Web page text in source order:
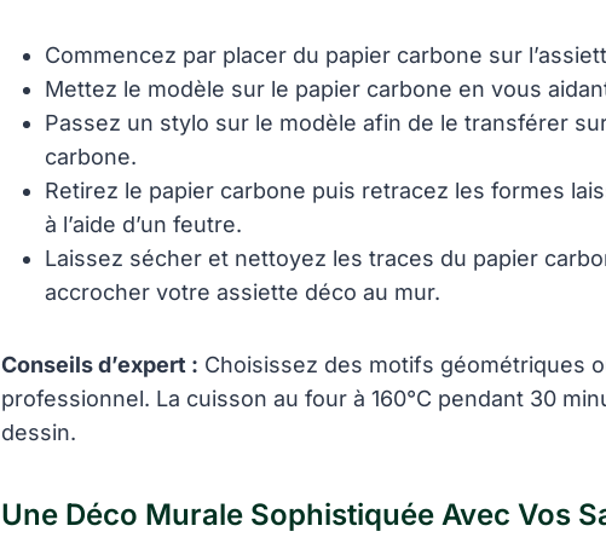
Commencez par placer du papier carbone sur
Mettez le modèle sur le papier carbone en vous
Passez un stylo sur le modèle afin de le transférer
carbone.
Retirez le papier carbone puis retracez les formes
à l’aide d’un feutre.
Laissez sécher et nettoyez les traces du papier
accrocher votre assiette déco au mur.
Conseils d’expert : Choisissez des motifs géométriques
professionnel. La cuisson au four à 160°C pendant 30
dessin.
Une Déco Murale Sophistiquée Avec Vos